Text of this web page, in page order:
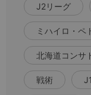
J2リーグ
ミハイロ・ペ
北海道コンサ
戦術